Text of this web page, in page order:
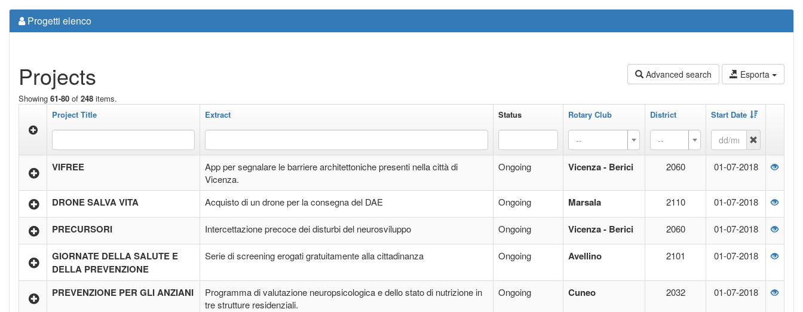
Progetti elenco
Projects Advanced search Esporta
Showing 61-80 of 248 items.
Project Title
Extract Status Rotary Club District Start Date
-- --
VIFREE
App per segnalare le barriere architettoniche presenti nella città di
Vicenza.
Ongoing Vicenza - Berici 2060 01-07-2018
DRONE SALVA VITA Acquisto di un drone per la consegna del DAE Ongoing Marsala 2110 01-07-2018
PRECURSORI Intercettazione precoce dei disturbi del neurosviluppo Ongoing Vicenza - Berici 2060 01-07-2018
GIORNATE DELLA SALUTE E
DELLA PREVENZIONE
Serie di screening erogati gratuitamente alla cittadinanza Ongoing Avellino 2101 01-07-2018
PREVENZIONE PER GLI ANZIANI
Programma di valutazione neuropsicologica e dello stato di nutrizione in
tre strutture residenziali.
Ongoing Cuneo 2032 01-07-2018